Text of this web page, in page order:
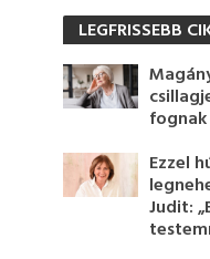
LEGFRISSEBB
Ezzel
Judit: